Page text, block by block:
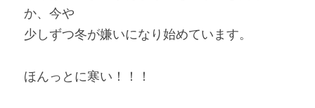
か、今や
少しずつ冬が嫌いになり始めています。
ほんっとに寒い！！！